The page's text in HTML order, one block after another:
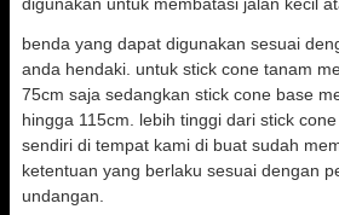
benda yang dapat digunakan sesuai
anda hendaki. untuk stick cone tanam
75cm saja sedangkan stick cone base
hingga 115cm. lebih tinggi dari stick
sendiri di tempat kami di buat sudah
ketentuan yang berlaku sesuai dengan
undangan.